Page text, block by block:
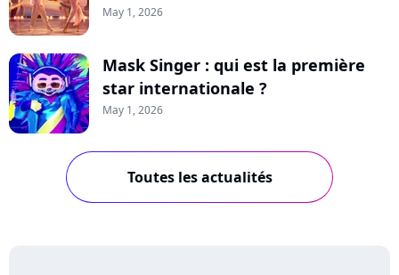
May 1, 2026
Mask Singer : qui est la première
star internationale ?
May 1, 2026
Toutes les actualités